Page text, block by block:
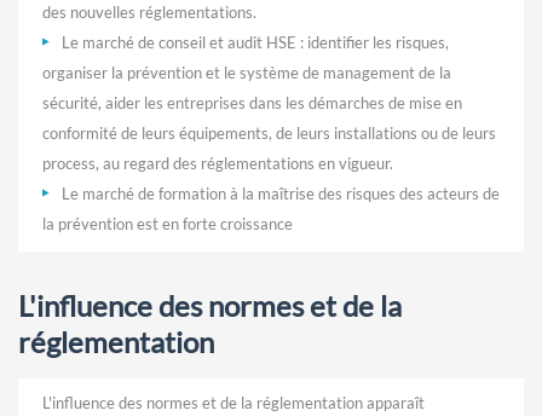
des nouvelles réglementations.
Le marché de conseil et audit HSE : identifier les risques,
organiser la prévention et le système de management de la
sécurité, aider les entreprises dans les démarches de mise en
conformité de leurs équipements, de leurs installations ou de leurs
process, au regard des réglementations en vigueur.
Le marché de formation à la maîtrise des risques des acteurs de
la prévention est en forte croissance
L'influence des normes et de la
réglementation
L'influence des normes et de la réglementation apparaît